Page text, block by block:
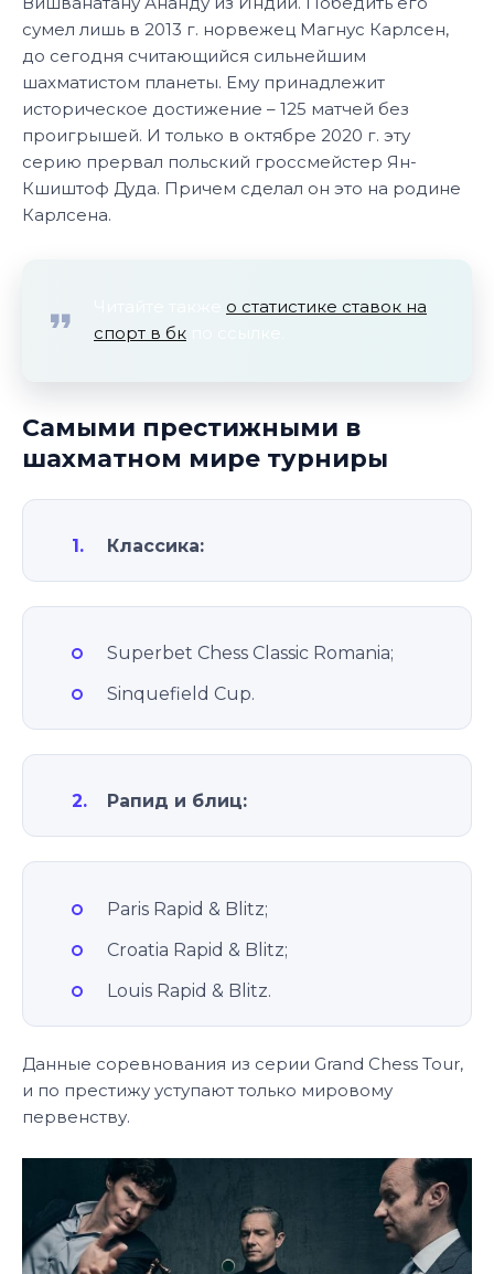
сумел лишь в 2013 г. норвежец Магнус Карлсен,
до сегодня считающийся сильнейшим
шахматистом планеты. Ему принадлежит
историческое достижение – 125 матчей без
проигрышей. И только в октябре 2020 г. эту
серию прервал польский гроссмейстер Ян-
Кшиштоф Дуда. Причем сделал он это на родине
Карлсена.
о статистике ставок на
спорт в бк
Самыми престижными в
шахматном мире турниры
Классика:
Superbet Chess Classic Romania;
Sinquefield Cup.
Рапид и блиц:
Paris Rapid & Blitz;
Croatia Rapid & Blitz;
Louis Rapid & Blitz.
Данные соревнования из серии Grand Chess Tour,
и по престижу уступают только мировому
первенству.